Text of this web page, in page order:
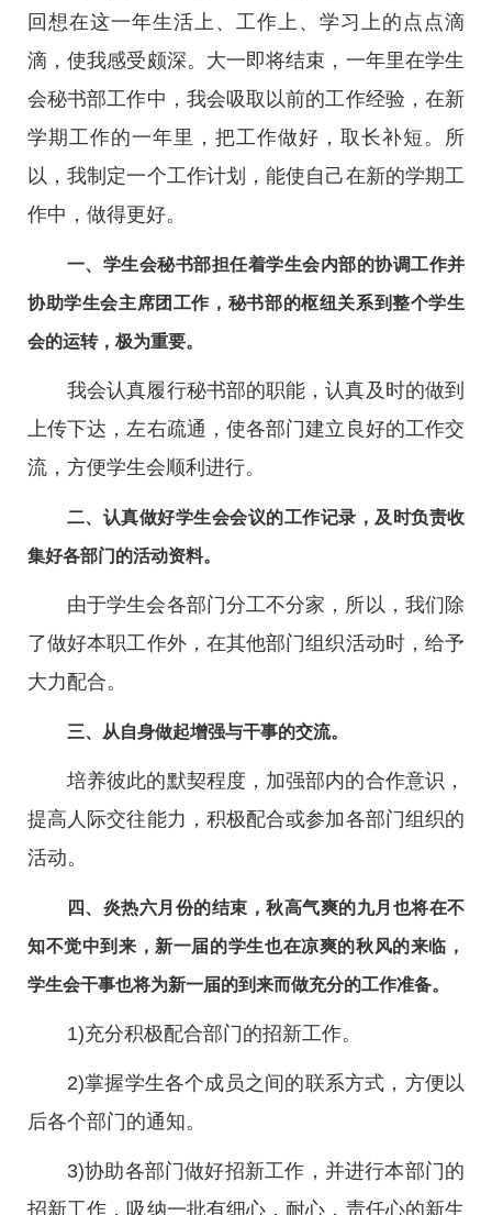
回想在这一年生活上、工作上、学习上的点点滴
滴，使我感受颇深。大一即将结束，一年里在学生
会秘书部工作中，我会吸取以前的工作经验，在新
学期工作的一年里，把工作做好，取长补短。所
以，我制定一个工作计划，能使自己在新的学期工
作中，做得更好。
一、学生会秘书部担任着学生会内部的协调工作并
协助学生会主席团工作，秘书部的枢纽关系到整个学生
会的运转，极为重要。
我会认真履行秘书部的职能，认真及时的做到
上传下达，左右疏通，使各部门建立良好的工作交
流，方便学生会顺利进行。
二、认真做好学生会会议的工作记录，及时负责收
集好各部门的活动资料。
由于学生会各部门分工不分家，所以，我们除
了做好本职工作外，在其他部门组织活动时，给予
大力配合。
三、从自身做起增强与干事的交流。
培养彼此的默契程度，加强部内的合作意识，
提高人际交往能力，积极配合或参加各部门组织的
活动。
四、炎热六月份的结束，秋高气爽的九月也将在不
知不觉中到来，新一届的学生也在凉爽的秋风的来临，
学生会干事也将为新一届的到来而做充分的工作准备。
1)充分积极配合部门的招新工作。
2)掌握学生各个成员之间的联系方式，方便以
后各个部门的通知。
3)协助各部门做好招新工作，并进行本部门的
招新工作，吸纳一批有细心，耐心，责任心的新生